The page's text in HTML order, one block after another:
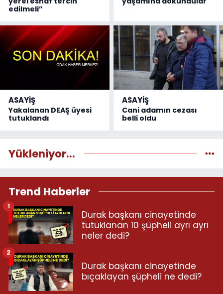
edilmeli”
ASAYİŞ
Yakalanan DEAŞ üyesi
tutuklandı
ASAYİŞ
Cani adamın cezası
belli oldu
Yükleniyor...
Trend Haberler
Durak başkanı cinayetinde
tutuklanan 10 şüpheli ayrı ayrı
neler dedi?
1
Durak başkanı cinayetinde
bıçaklayan şüpheli ne dedi?
2